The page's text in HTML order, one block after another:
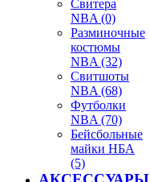
Свитера
NBA (0)
Разминочные
костюмы
NBA (32)
Свитшоты
NBA (68)
Футболки
NBA (70)
Бейсбольные
майки НБА
(5)